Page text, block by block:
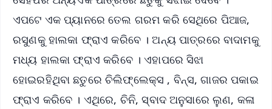
ଏପଟେ ଏକ ପ୍ୟାନରେ ତେଲ ଗରମ କରି ସେଥିରେ ପିଆଜ,
ରସୁଣକୁ ହାଲକା ଫ୍ରାଏ କରିବେ । ଅନ୍ୟ ପାତ୍ରରେ ବାଦାମକୁ
ମଧ୍ୟ ହାଲକା ଫ୍ରାଏ କରିବେ । ଏହାପରେ ସିଝା
ହୋଇରହିଥିବା ଛତୁରେ ଚିଲିଫ୍ଲେକ୍ସ , ବିନ୍ସ, ଗାଜର ପକାଇ
ଫ୍ରାଏ କରିବେ । ଏଥିରେ, ଚିନି, ସ୍ବାଦ ଅନୁସାରେ ଲୁଣ, କଳା